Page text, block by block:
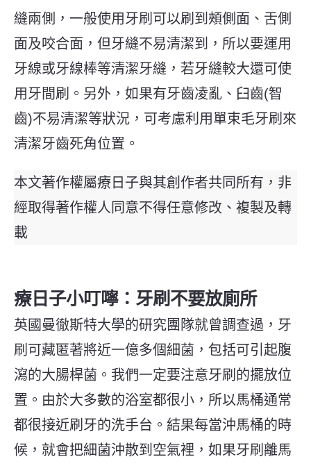
縫兩側，一般使用牙刷可以刷到頰側面、舌側
面及咬合面，但牙縫不易清潔到，所以要運用
牙線或牙線棒等清潔牙縫，若牙縫較大還可使
用牙間刷。 另外，如果有牙齒凌亂、臼齒(智
齒)不易清潔等狀況，可考慮利用單束毛牙刷來
清潔牙齒死角位置。
本文著作權屬療日子與其創作者共同所有，非
經取得著作權人同意不得任意修改、複製及轉
載
療日子小叮嚀：牙刷不要放廁所
英國曼徹斯特大學的研究團隊就曾調查過，牙
刷可藏匿著將近一億多個細菌，包括可引起腹
瀉的大腸桿菌。我們一定要注意牙刷的擺放位
置。由於大多數的浴室都很小，所以馬桶通常
都很接近刷牙的洗手台。結果每當沖馬桶的時
候，就會把細菌沖散到空氣裡，如果牙刷離馬